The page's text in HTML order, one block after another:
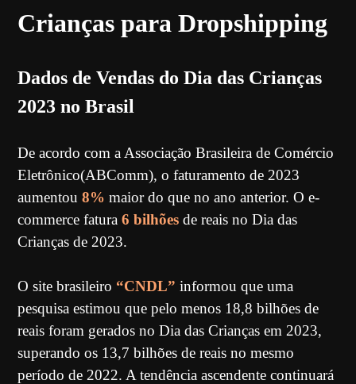
Crianças para Dropshipping
Dados de Vendas do Dia das Crianças
2023 no Brasil
De acordo com a Associação Brasileira de Comércio
Eletrônico(ABComm), o faturamento de 2023
aumentou8% maior do que no ano anterior. O e-
commerce fatura6 bilhões de reais no Dia das
Crianças de 2023.
O site brasileiro “CNDL” informou que uma
pesquisa estimou que pelo menos 18,8 bilhões de
reais foram gerados no Dia das Crianças em 2023,
superando os 13,7 bilhões de reais no mesmo
período de 2022. A tendência ascendente continuará